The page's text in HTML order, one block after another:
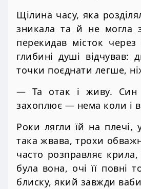
Щілина часу, яка
зникала та й не могла
перекидав місток
глибині душі відчував:
точки поєднати легше,
— Та отак і живу. Син
захоплює — нема коли і
Роки лягли їй на плечі,
така жвава, трохи
часто розправляє
була вона, очі її повні
блиску, який завжди